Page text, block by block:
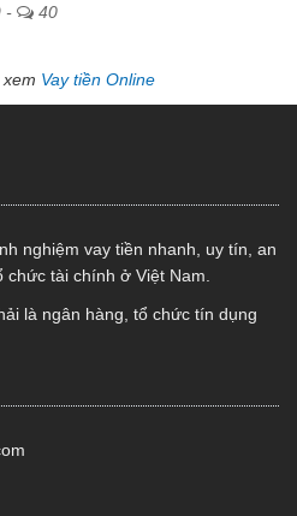
- 40
Vay tiền Online
nghiệm vay tiền nhanh, uy tín, an
tài chính ở Việt Nam.
là ngân hàng, tổ chức tín dụng